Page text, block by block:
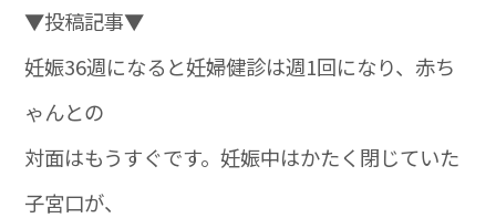
▼投稿記事▼
妊娠36週になると妊婦健診は週1回になり、赤ち
ゃんとの
対面はもうすぐです。妊娠中はかたく閉じていた
子宮口が、